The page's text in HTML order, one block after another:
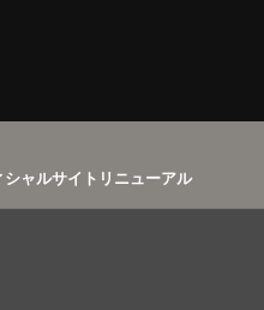
ャルサイトリニューアル